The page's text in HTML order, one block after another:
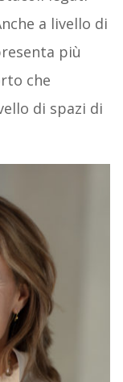
a livello di
più
che
di spazi di